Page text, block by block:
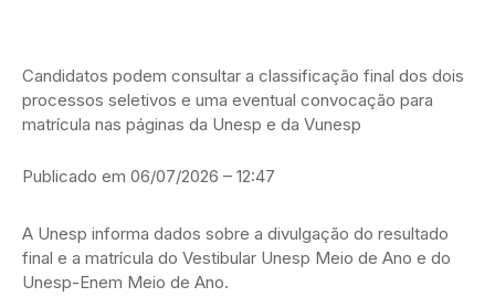
Candidatos podem consultar a classificação final dos dois
processos seletivos e uma eventual convocação para
matrícula nas páginas da Unesp e da Vunesp
Publicado em 06/07/2026 – 12:47
A Unesp informa dados sobre a divulgação do resultado
final e a matrícula do Vestibular Unesp Meio de Ano e do
Unesp-Enem Meio de Ano.